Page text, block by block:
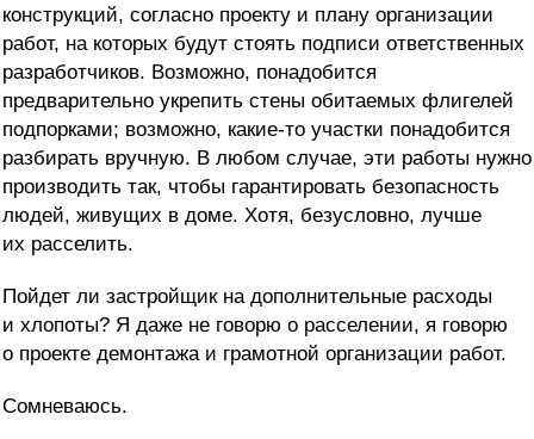
конструкций, согласно проекту и плану организации
работ, на которых будут стоять подписи ответственных
разработчиков. Возможно, понадобится
предварительно укрепить стены обитаемых флигелей
подпорками; возможно, какие-то участки понадобится
разбирать вручную. В любом случае, эти работы нужно
производить так, чтобы гарантировать безопасность
людей, живущих в доме. Хотя, безусловно, лучше
их расселить.
Пойдет ли застройщик на дополнительные расходы
и хлопоты? Я даже не говорю о расселении, я говорю
о проекте демонтажа и грамотной организации работ.
Сомневаюсь.